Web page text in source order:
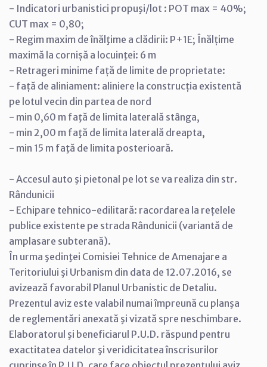
- Indicatori urbanistici propuşi/lot : POT max = 40%;
CUT max = 0,80;
- Regim maxim de înălţime a clădirii: P+1E; Înălțime
maximă la cornișă a locuinţei: 6 m
- Retrageri minime față de limite de proprietate:
- față de aliniament: aliniere la construcția existentă
pe lotul vecin din partea de nord
- min 0,60 m faţă de limita laterală stânga,
- min 2,00 m faţă de limita laterală dreapta,
- min 15 m faţă de limita posterioară.
- Accesul auto şi pietonal pe lot se va realiza din str.
Rândunicii
- Echipare tehnico-edilitară: racordarea la rețelele
publice existente pe strada Rândunicii (variantă de
amplasare subterană).
În urma şedinţei Comisiei Tehnice de Amenajare a
Teritoriului şi Urbanism din data de 12.07.2016, se
avizează favorabil Planul Urbanistic de Detaliu.
Prezentul aviz este valabil numai împreună cu planşa
de reglementări anexată şi vizată spre neschimbare.
Elaboratorul şi beneficiarul P.U.D. răspund pentru
exactitatea datelor şi veridicitatea înscrisurilor